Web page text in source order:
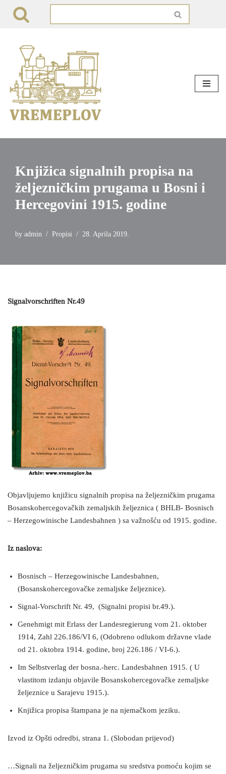
content
Knjižica signalnih propisa na
željezničkim prugama u Bosni i
Hercegovini 1915. godine
by admin Propisi 28. Aprila 2019.
Signalvorschriften Nr.49
Objavljujemo knjižicu signalnih propisa na željezničkim prugama
Bosanskohercegovačkih zemaljskih željeznica ( BHLB- Bosnisch
– Herzegowinische Landesbahnen ) sa važnošću od 1915. godine.
Iz naslova:
Bosnisch – Herzegowinische Landesbahnen,
(Bosanskohercegovačke zemaljske željeznice).
Signal-Vorschrift Nr. 49, (Signalni propisi br.49.).
Genehmigt mit Erlass der Landesregierung vom 21. oktober
1914, Zahl 226.186/VI 6, (Odobreno odlukom državne vlade
od 21. oktobra 1914. godine, broj 226.186 / VI-6.).
Im Selbstverlag der bosna.-herc. Landesbahnen 1915. ( U
vlastitom izdanju objavile Bosanskohercegovačke zemaljske
željeznice u Sarajevu 1915.).
Knjižica propisa štampana je na njemačkom jeziku.
Izvod iz Opšti odredbi, strana 1. (Slobodan prijevod)
…Signali na željezničkim prugama su sredstva pomoću kojim se